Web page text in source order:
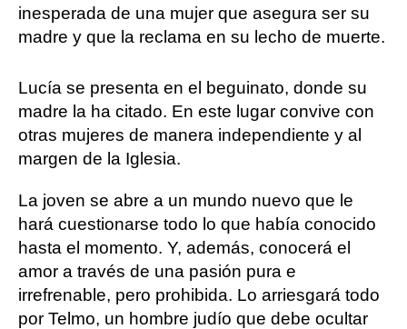
inesperada de una mujer que asegura ser su
madre y que la reclama en su lecho de muerte.
Lucía se presenta en el beguinato, donde su
madre la ha citado. En este lugar convive con
otras mujeres de manera independiente y al
margen de la Iglesia.
La joven se abre a un mundo nuevo que le
hará cuestionarse todo lo que había conocido
hasta el momento. Y, además, conocerá el
amor a través de una pasión pura e
irrefrenable, pero prohibida. Lo arriesgará todo
por Telmo, un hombre judío que debe ocultar